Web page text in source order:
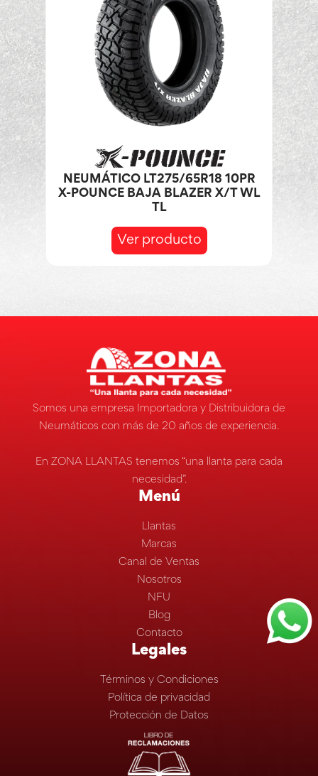
NEUMÁTICO LT275/65R18 10PR
X-POUNCE BAJA BLAZER X/T WL
TL
Ver producto
Somos una empresa Importadora y Distribuidora de
Neumáticos con más de 20 años de experiencia.
En ZONA LLANTAS tenemos “una llanta para cada
necesidad”.
Menú
Llantas
Marcas
Canal de Ventas
Nosotros
NFU
Blog
Contacto
Legales
Términos y Condiciones
Política de privacidad
Protección de Datos